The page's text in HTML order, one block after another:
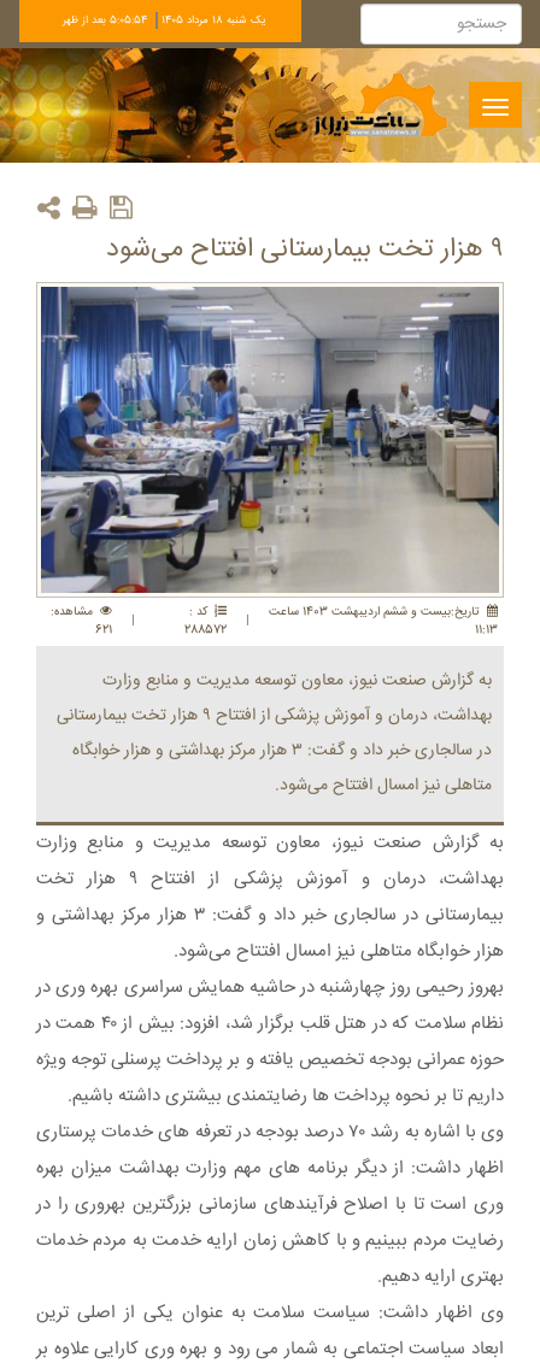
يک شنبه 18 مرداد 1405 5:05:54 بعد از ظهر
Toggle
navigation
۹ هزار تخت بیمارستانی افتتاح می‌شود
تاريخ:بيست و ششم ارديبهشت 1403 ساعت
11:13
|
کد :
288572
|
مشاهده:
621
به گزارش صنعت نیوز، معاون توسعه مدیریت و منابع وزارت
بهداشت، درمان و آموزش پزشکی از افتتاح ۹ هزار تخت بیمارستانی
در سالجاری خبر داد و گفت: ۳ هزار مرکز بهداشتی و هزار خوابگاه
متاهلی نیز امسال افتتاح می‌شود.
به گزارش صنعت نیوز، معاون توسعه مدیریت و منابع وزارت
بهداشت، درمان و آموزش پزشکی از افتتاح ۹ هزار تخت
بیمارستانی در سالجاری خبر داد و گفت: ۳ هزار مرکز بهداشتی و
هزار خوابگاه متاهلی نیز امسال افتتاح می‌شود.
بهروز رحیمی روز چهارشنبه در حاشیه همایش سراسری بهره وری در
نظام سلامت که در هتل قلب برگزار شد، افزود: بیش از ۴۰ همت در
حوزه عمرانی بودجه تخصیص یافته و بر پرداخت پرسنلی توجه ویژه
داریم تا بر نحوه پرداخت ها رضایتمندی بیشتری داشته باشیم.
وی با اشاره به رشد ۷۰ درصد بودجه در تعرفه های خدمات پرستاری
اظهار داشت: از دیگر برنامه های مهم وزارت بهداشت میزان بهره
وری است تا با اصلاح فرآیندهای سازمانی بزرگترین بهروری را در
رضایت مردم ببینیم و با کاهش زمان ارایه خدمت به مردم خدمات
بهتری ارایه دهیم.
وی اظهار داشت: سیاست سلامت به عنوان یکی از اصلی ترین
ابعاد سیاست اجتماعی به شمار می رود و بهره وری کارایی علاوه بر